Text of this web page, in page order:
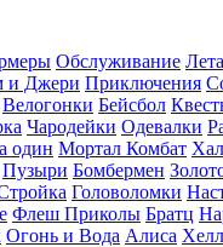
Обслуживание
и Джери Приключения
Велогонки Бейсбол
Чародейки Одевалки
один Мортал Комбат
Пузыри Бомбермен
Головоломки
Флеш Приколы Братц
Огонь и Вода Алиса